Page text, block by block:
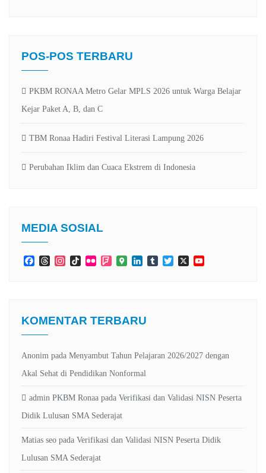
POS-POS TERBARU
PKBM RONAA Metro Gelar MPLS 2026 untuk Warga Belajar
Kejar Paket A, B, dan C
TBM Ronaa Hadiri Festival Literasi Lampung 2026
Perubahan Iklim dan Cuaca Ekstrem di Indonesia
MEDIA SOSIAL
FacebookThreadsInstagramTikTokFlickr Foursquare
GoogleLinkedInTumblrTwitter
X
KOMENTAR TERBARU
Anonim pada Menyambut Tahun Pelajaran 2026/2027 dengan
Akal Sehat di Pendidikan Nonformal
admin PKBM Ronaa pada Verifikasi dan Validasi NISN Peserta
Didik Lulusan SMA Sederajat
Matias seo pada Verifikasi dan Validasi NISN Peserta Didik
Lulusan SMA Sederajat